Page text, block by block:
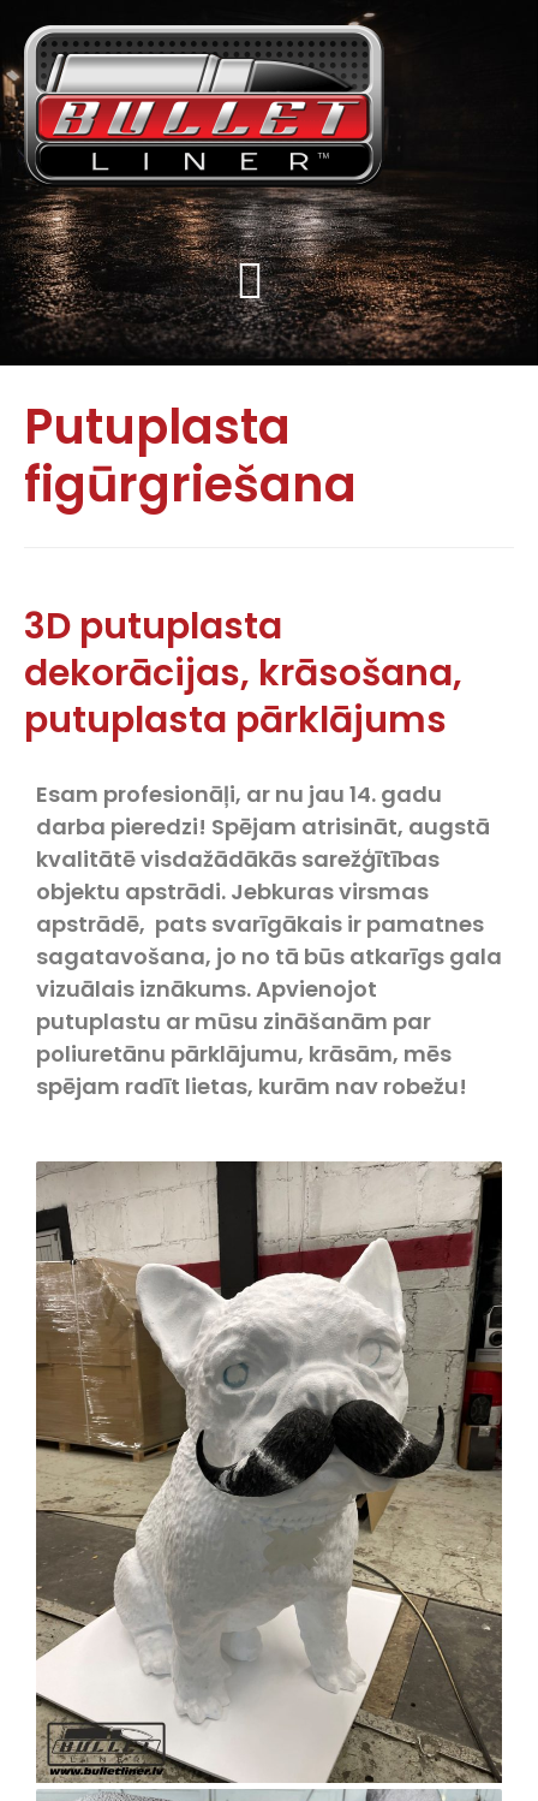
Putuplasta
figūrgriešana
3D putuplasta
dekorācijas, krāsošana,
putuplasta pārklājums
Esam profesionāļi, ar nu jau 14. gadu
darba pieredzi! Spējam atrisināt, augstā
kvalitātē visdažādākās sarežģītības
objektu apstrādi. Jebkuras virsmas
apstrādē, pats svarīgākais ir pamatnes
sagatavošana, jo no tā būs atkarīgs gala
vizuālais iznākums. Apvienojot
putuplastu ar mūsu zināšanām par
poliuretānu pārklājumu, krāsām, mēs
spējam radīt lietas, kurām nav robežu!